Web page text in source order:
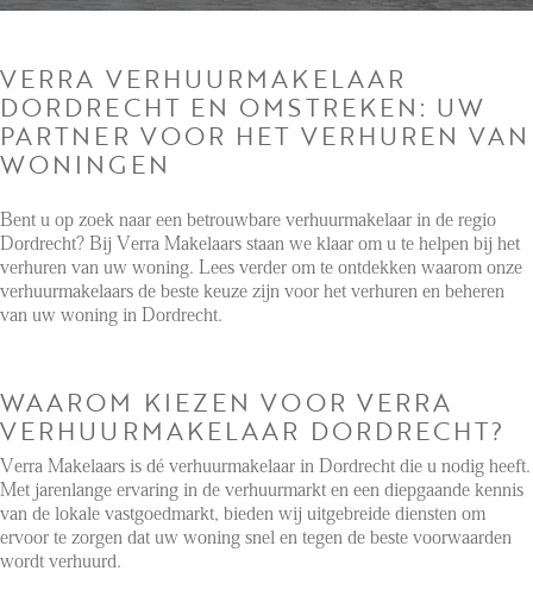
VERRA VERHUURMAKELAAR
DORDRECHT EN OMSTREKEN: UW
PARTNER VOOR HET VERHUREN VAN
WONINGEN
Bent u op zoek naar een betrouwbare verhuurmakelaar in de regio
Dordrecht? Bij Verra Makelaars staan we klaar om u te helpen bij het
verhuren van uw woning. Lees verder om te ontdekken waarom onze
verhuurmakelaars de beste keuze zijn voor het verhuren en beheren
van uw woning in Dordrecht.
WAAROM KIEZEN VOOR VERRA
VERHUURMAKELAAR DORDRECHT?
Verra Makelaars is dé verhuurmakelaar in Dordrecht die u nodig heeft.
Met jarenlange ervaring in de verhuurmarkt en een diepgaande kennis
van de lokale vastgoedmarkt, bieden wij uitgebreide diensten om
ervoor te zorgen dat uw woning snel en tegen de beste voorwaarden
wordt verhuurd.
Rented
SERVICES
Renting
Buying
Property Management
Letting
NEWS
LOCAL LIFE
ABOUT US